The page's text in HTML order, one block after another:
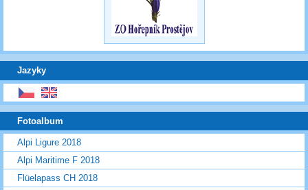
Jazyky
Fotoalbum
Alpi Ligure 2018
Alpi Maritime F 2018
Flüelapass CH 2018